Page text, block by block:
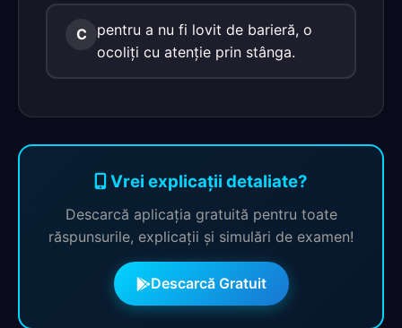
C
pentru a nu fi lovit de barieră, o
ocoliţi cu atenţie prin stânga.
Vrei explicații detaliate?
Descarcă aplicația gratuită pentru toate
răspunsurile, explicații și simulări de examen!
Descarcă Gratuit